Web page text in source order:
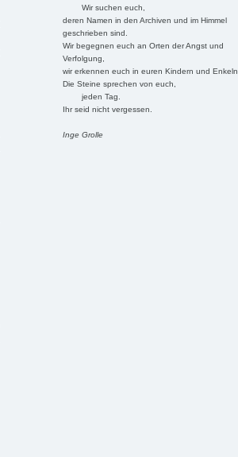
Wir suchen euch,
deren Namen in den Archiven und im Himmel
geschrieben sind.
Wir begegnen euch an Orten der Angst und
Verfolgung,
wir erkennen euch in euren Kindern und Enkeln.
Die Steine sprechen von euch,
jeden Tag.
Ihr seid nicht vergessen.
Inge Grolle